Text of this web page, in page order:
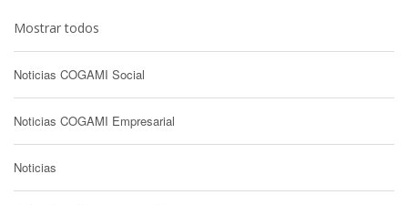
Mostrar todos
Noticias COGAMI Social
Noticias COGAMI Empresarial
Noticias